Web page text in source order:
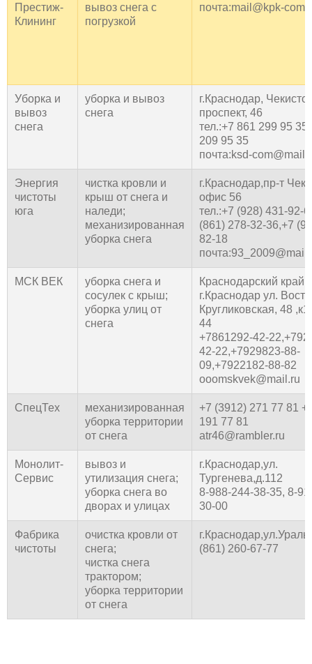
Престиж-
Клининг
вывоз снега с
погрузкой
почта:mail@kpk-
Уборка и
вывоз
снега
уборка и вывоз
снега
г.Краснодар,
проспект, 46
тел.:+7 861 299 95
209 95 35
почта:ksd-
Энергия
чистоты
юга
чистка кровли и
крыш от снега и
наледи;
механизированная
уборка снега
г.Краснодар,пр-т
офис 56
тел.:+7 (928) 431-92-
(861) 278-32-36,+7
82-18
МСК ВЕК
уборка снега и
сосулек с крыш;
уборка улиц от
снега
Краснодарский край
г.Краснодар ул.
Кругликовская, 48
44
+7861292-42-
42-22,+7929823-88-
09,+7922182-88-82
ooomskvek@mail.ru
СпецТех
механизированная
уборка территории
от снега
+7 (3912) 271 77 81
191 77 81
atr46@rambler.ru
Монолит-
Сервис
вывоз и
утилизация снега;
уборка снега во
дворах и улицах
г.Краснодар,ул.
Тургенева,д.112
8-988-244-38-35, 8-
30-00
Фабрика
чистоты
очистка кровли от
снега;
чистка снега
трактором;
уборка территории
от снега
(861) 260-67-77